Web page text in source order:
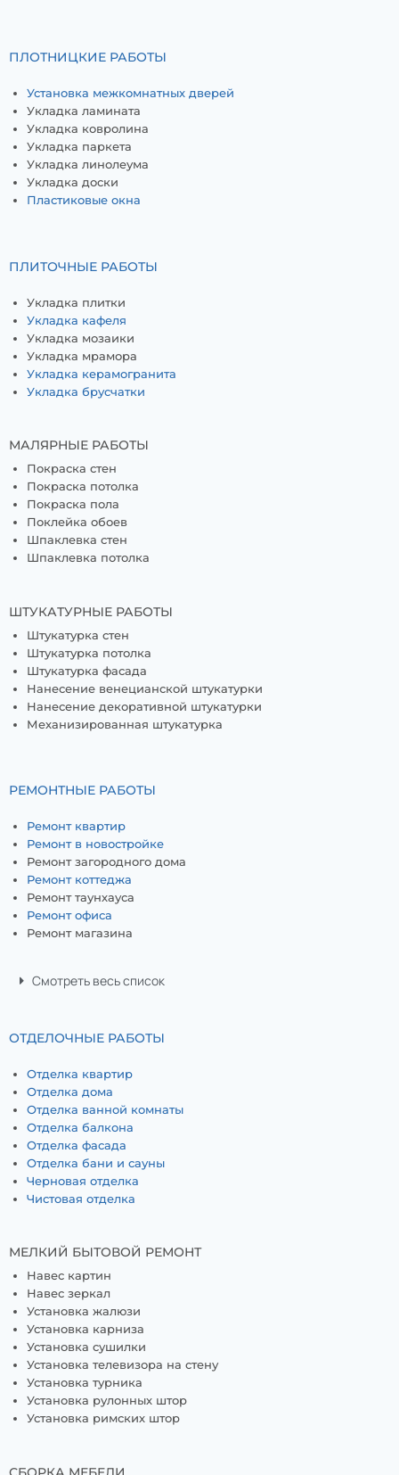
ПЛОТНИЦКИЕ РАБОТЫ
Установка межкомнатных дверей
Укладка ламината
Укладка ковролина
Укладка паркета
Укладка линолеума
Укладка доски
Пластиковые окна
ПЛИТОЧНЫЕ РАБОТЫ
Укладка плитки
Укладка кафеля
Укладка мозаики
Укладка мрамора
Укладка керамогранита
Укладка брусчатки
МАЛЯРНЫЕ РАБОТЫ
Покраска стен
Покраска потолка
Покраска пола
Поклейка обоев
Шпаклевка стен
Шпаклевка потолка
ШТУКАТУРНЫЕ РАБОТЫ
Штукатурка стен
Штукатурка потолка
Штукатурка фасада
Нанесение венецианской штукатурки
Нанесение декоративной штукатурки
Механизированная штукатурка
РЕМОНТНЫЕ РАБОТЫ
Ремонт квартир
Ремонт в новостройке
Ремонт загородного дома
Ремонт коттеджа
Ремонт таунхауса
Ремонт офиса
Ремонт магазина
Смотреть весь список
ОТДЕЛОЧНЫЕ РАБОТЫ
Отделка квартир
Отделка дома
Отделка ванной комнаты
Отделка балкона
Отделка фасада
Отделка бани и сауны
Черновая отделка
Чистовая отделка
МЕЛКИЙ БЫТОВОЙ РЕМОНТ
Навес картин
Навес зеркал
Установка жалюзи
Установка карниза
Установка сушилки
Установка телевизора на стену
Установка турника
Установка рулонных штор
Установка римских штор